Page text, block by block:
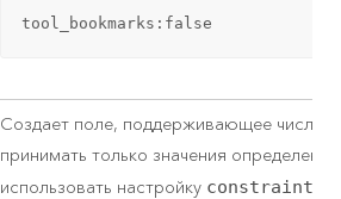
tool_bookmarks:false
Создает поле, поддерживающее
принимать только значения
использовать настройку constraints